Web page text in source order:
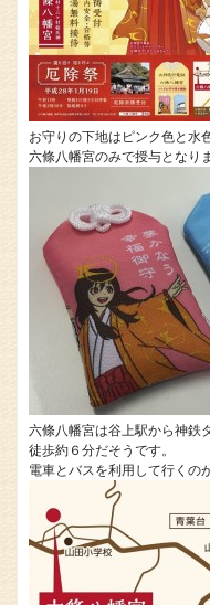
お守りの下地はピンク色と水
六條八幡宮のみで授与となり
六條八幡宮は谷上駅から神鉄
徒歩約６分だそうです。
電車とバスを利用して行くの